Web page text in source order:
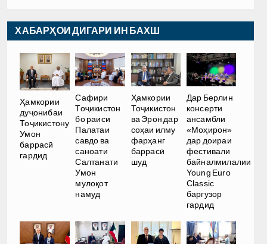
ХАБАРҲОИ ДИГАРИ ИН БАХШ
Ҳамкории
дуҷонибаи
Тоҷикистону
Умон
баррасӣ
гардид
Сафири
Тоҷикистон
бо раиси
Палатаи
савдо ва
саноати
Салтанати
Умон
мулоқот
намуд
Ҳамкории
Тоҷикистон
ва Эрон дар
соҳаи илму
фарҳанг
баррасӣ
шуд
Дар Берлин
консерти
ансамбли
«Моҳирон»
дар доираи
фестивали
байналмилалии
Young Euro
Classic
баргузор
гардид